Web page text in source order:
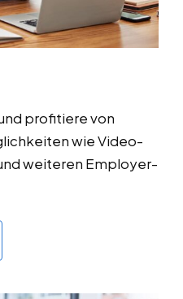
profitiere von
wie Video-
weiteren Employer-